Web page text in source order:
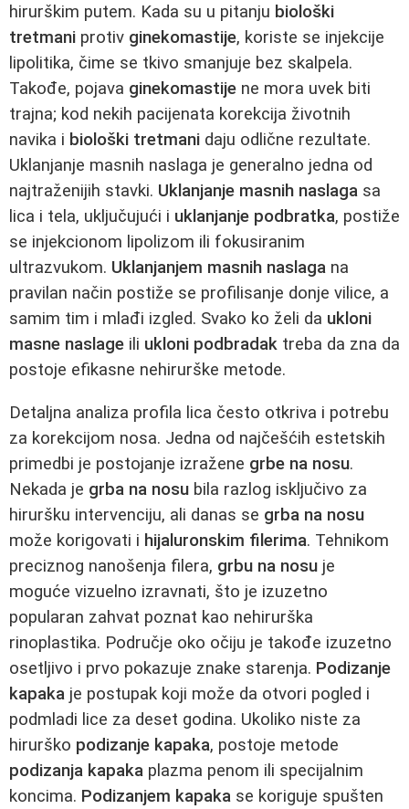
hirurškim putem. Kada su u pitanju biološki
tretmani protiv ginekomastije, koriste se injekcije
lipolitika, čime se tkivo smanjuje bez skalpela.
Takođe, pojava ginekomastije ne mora uvek biti
trajna; kod nekih pacijenata korekcija životnih
navika i biološki tretmani daju odlične rezultate.
Uklanjanje masnih naslaga je generalno jedna od
najtraženijih stavki. Uklanjanje masnih naslaga sa
lica i tela, uključujući i uklanjanje podbratka, postiže
se injekcionom lipolizom ili fokusiranim
ultrazvukom. Uklanjanjem masnih naslaga na
pravilan način postiže se profilisanje donje vilice, a
samim tim i mlađi izgled. Svako ko želi da ukloni
masne naslage ili ukloni podbradak treba da zna da
postoje efikasne nehirurške metode.
Detaljna analiza profila lica često otkriva i potrebu
za korekcijom nosa. Jedna od najčešćih estetskih
primedbi je postojanje izražene grbe na nosu.
Nekada je grba na nosu bila razlog isključivo za
hiruršku intervenciju, ali danas se grba na nosu
može korigovati i hijaluronskim filerima. Tehnikom
preciznog nanošenja filera, grbu na nosu je
moguće vizuelno izravnati, što je izuzetno
popularan zahvat poznat kao nehirurška
rinoplastika. Područje oko očiju je takođe izuzetno
osetljivo i prvo pokazuje znake starenja. Podizanje
kapaka je postupak koji može da otvori pogled i
podmladi lice za deset godina. Ukoliko niste za
hirurško podizanje kapaka, postoje metode
podizanja kapaka plazma penom ili specijalnim
koncima. Podizanjem kapaka se koriguje spušten